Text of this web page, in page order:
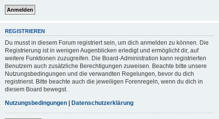
REGISTRIEREN
Du musst in diesem Forum registriert sein, um dich anmelden zu können. Die
Registrierung ist in wenigen Augenblicken erledigt und ermöglicht dir, auf
weitere Funktionen zuzugreifen. Die Board-Administration kann registrierten
Benutzern auch zusätzliche Berechtigungen zuweisen. Beachte bitte unsere
Nutzungsbedingungen und die verwandten Regelungen, bevor du dich
registrierst. Bitte beachte auch die jeweiligen Forenregeln, wenn du dich in
diesem Board bewegst.
Nutzungsbedingungen | Datenschutzerklärung